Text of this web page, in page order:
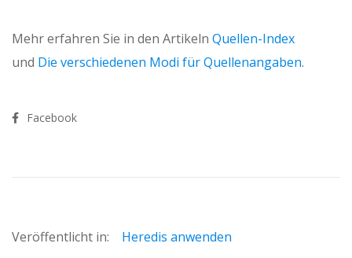
Mehr erfahren Sie in den Artikeln Quellen-Index
und Die verschiedenen Modi für Quellenangaben.
Facebook
Veröffentlicht in: Heredis anwenden